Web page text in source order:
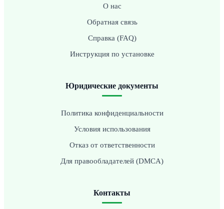
О нас
Обратная связь
Справка (FAQ)
Инструкция по установке
Юридические документы
Политика конфиденциальности
Условия использования
Отказ от ответственности
Для правообладателей (DMCA)
Контакты